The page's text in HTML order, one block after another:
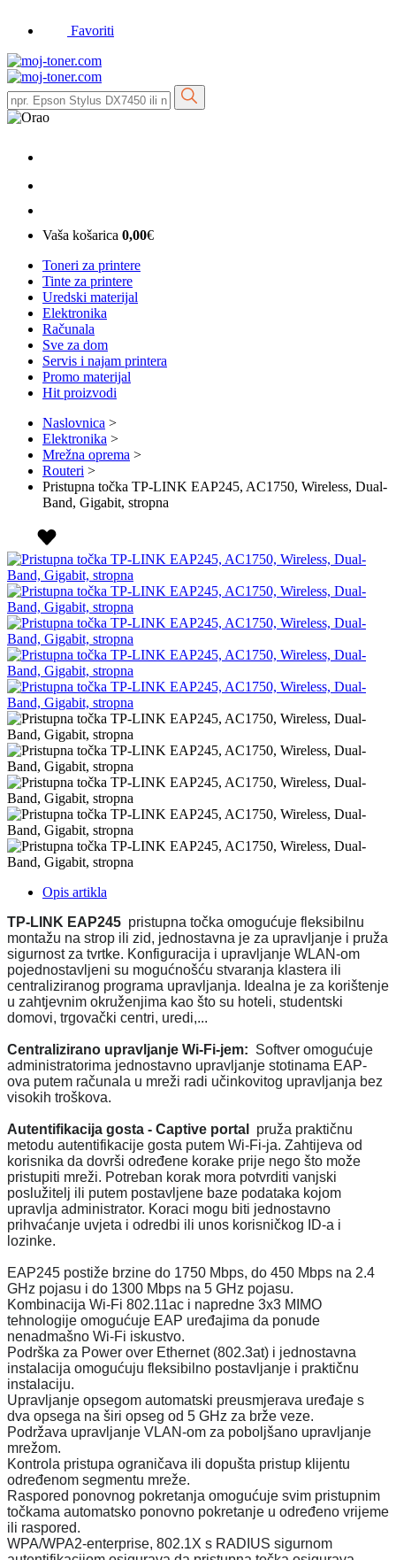
Favoriti
Vaša košarica 0,00€
Toneri za printere
Tinte za printere
Uredski materijal
Elektronika
Računala
Sve za dom
Servis i najam printera
Promo materijal
Hit proizvodi
Naslovnica >
Elektronika >
Mrežna oprema >
Routeri >
Pristupna točka TP-LINK EAP245, AC1750, Wireless, Dual-
Band, Gigabit, stropna
Opis artikla
TP-LINK EAP245 pristupna točka omogućuje fleksibilnu
montažu na strop ili zid, jednostavna je za upravljanje i pruža
sigurnost za tvrtke. Konfiguracija i upravljanje WLAN-om
pojednostavljeni su mogućnošću stvaranja klastera ili
centraliziranog programa upravljanja. Idealna je za korištenje
u zahtjevnim okruženjima kao što su hoteli, studentski
domovi, trgovački centri, uredi,...
Centralizirano upravljanje Wi-Fi-jem: Softver omogućuje
administratorima jednostavno upravljanje stotinama EAP-
ova putem računala u mreži radi učinkovitog upravljanja bez
visokih troškova.
Autentifikacija gosta - Captive portal
pruža praktičnu
metodu autentifikacije gosta putem Wi-Fi-ja. Zahtijeva od
korisnika da dovrši određene korake prije nego što može
pristupiti mreži. Potreban korak mora potvrditi vanjski
poslužitelj ili putem postavljene baze podataka kojom
upravlja administrator. Koraci mogu biti jednostavno
prihvaćanje uvjeta i odredbi ili unos korisničkog ID-a i
lozinke.
EAP245 postiže brzine do 1750 Mbps, do 450 Mbps na 2.4
GHz pojasu i do 1300 Mbps na 5 GHz pojasu.
Kombinacija Wi-Fi 802.11ac i napredne 3x3 MIMO
tehnologije omogućuje EAP uređajima da ponude
nenadmašno Wi-Fi iskustvo.
Podrška za Power over Ethernet (802.3at) i jednostavna
instalacija omogućuju fleksibilno postavljanje i praktičnu
instalaciju.
Upravljanje opsegom automatski preusmjerava uređaje s
dva opsega na širi opseg od 5 GHz za brže veze.
Podržava upravljanje VLAN-om za poboljšano upravljanje
mrežom.
Kontrola pristupa ograničava ili dopušta pristup klijentu
određenom segmentu mreže.
Raspored ponovnog pokretanja omogućuje svim pristupnim
točkama automatsko ponovno pokretanje u određeno vrijeme
ili raspored.
WPA/WPA2-enterprise, 802.1X s RADIUS sigurnom